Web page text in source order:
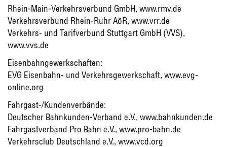
Rhein-Main-Verkehrsverbund GmbH, www.rmv.de
Verkehrsverbund Rhein-Ruhr AöR, www.vrr.de
Verkehrs- und Tarifverbund Stuttgart GmbH (VVS),
www.vvs.de
Eisenbahngewerkschaften:
EVG Eisenbahn- und Verkehrsgewerkschaft, www.evg-
online.org
Fahrgast-/Kundenverbände:
Deutscher Bahnkunden-Verband e.V., www.bahnkunden.de
Fahrgastverband Pro Bahn e.V., www.pro-bahn.de
Verkehrsclub Deutschland e.V., www.vcd.org